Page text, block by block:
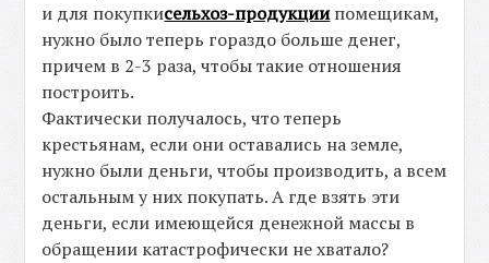
и для покупкисельхоз-продукциипомещикам,
нужно было теперь гораздо больше денег,
причем в 2-3 раза, чтобы такие отношения
построить.
Фактически получалось, что теперь
крестьянам, если они оставались на земле,
нужно были деньги, чтобы производить, а всем
остальным у них покупать. А где взять эти
деньги, если имеющейся денежной массы в
обращении катастрофически не хватало?